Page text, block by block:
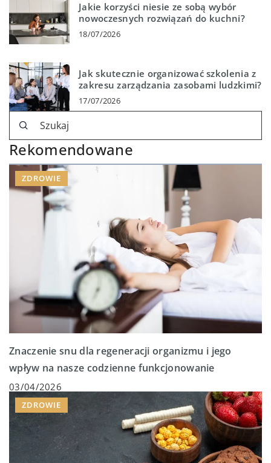
Jakie korzyści niesie ze sobą wybór
nowoczesnych rozwiązań do kuchni?
18/07/2026
Jak skutecznie organizować szkolenia z
zakresu zarządzania zasobami ludzkimi?
17/07/2026
Rekomendowane
ZDROWIE
Znaczenie snu dla regeneracji organizmu i jego
wpływ na nasze codzienne funkcjonowanie
03/04/2026
ZDROWIE